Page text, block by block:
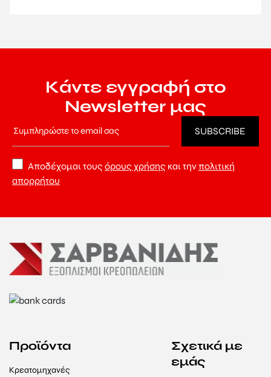
Αποδέχομαι τους όρους χρήσης και τηνπολιτική
απορρήτου
Κάντε εγγραφή στο
Newsletter μας
Προϊόντα
Κρεατομηχανές
Σχετικά με
εμάς